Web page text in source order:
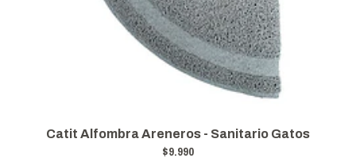
Catit Alfombra Areneros - Sanitario Gatos
$9.990